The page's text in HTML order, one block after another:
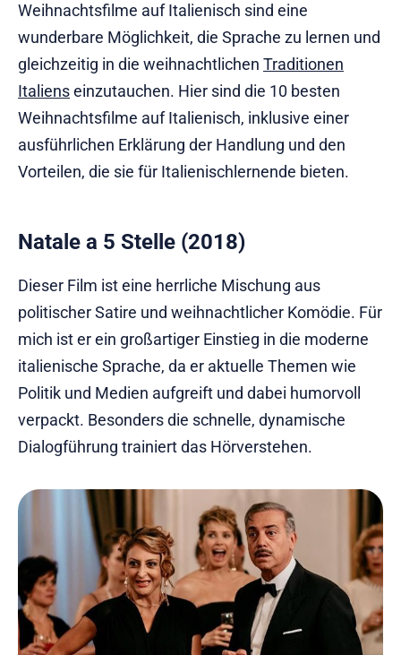
Weihnachtsfilme auf Italienisch sind eine
wunderbare Möglichkeit, die Sprache zu lernen und
gleichzeitig in die weihnachtlichen Traditionen
Italienseinzutauchen. Hier sind die 10 besten
Weihnachtsfilme auf Italienisch, inklusive einer
ausführlichen Erklärung der Handlung und den
Vorteilen, die sie für Italienischlernende bieten.
Natale a 5 Stelle (2018)
Dieser Film ist eine herrliche Mischung aus
politischer Satire und weihnachtlicher Komödie. Für
mich ist er ein großartiger Einstieg in die moderne
italienische Sprache, da er aktuelle Themen wie
Politik und Medien aufgreift und dabei humorvoll
verpackt. Besonders die schnelle, dynamische
Dialogführung trainiert das Hörverstehen.